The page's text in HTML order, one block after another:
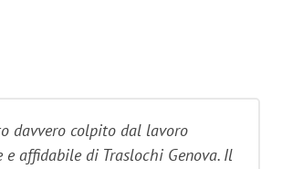
davvero colpito dal lavoro
e affidabile di Traslochi Genova. Il